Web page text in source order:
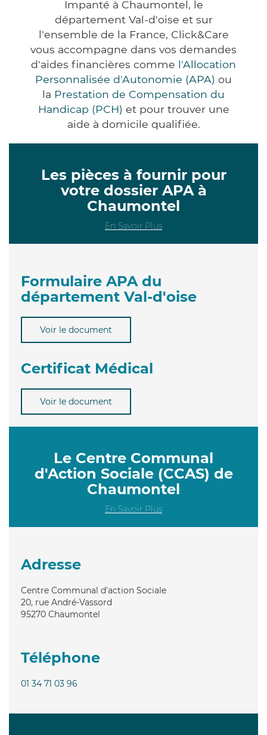
Impanté à Chaumontel, le
département Val-d'oise et sur
l'ensemble de la France, Click&Care
vous accompagne dans vos demandes
d'aides financières comme l'Allocation
Personnalisée d'Autonomie (APA) ou
la Prestation de Compensation du
Handicap (PCH) et pour trouver une
aide à domicile qualifiée.
Les pièces à fournir pour
votre dossier APA à
Chaumontel
En Savoir Plus
Formulaire APA du
département Val-d'oise
Voir le document
Certificat Médical
Voir le document
Le Centre Communal
d'Action Sociale (CCAS) de
Chaumontel
En Savoir Plus
Adresse
Centre Communal d'action Sociale
20, rue André-Vassord
95270 Chaumontel
Téléphone
01 34 71 03 96